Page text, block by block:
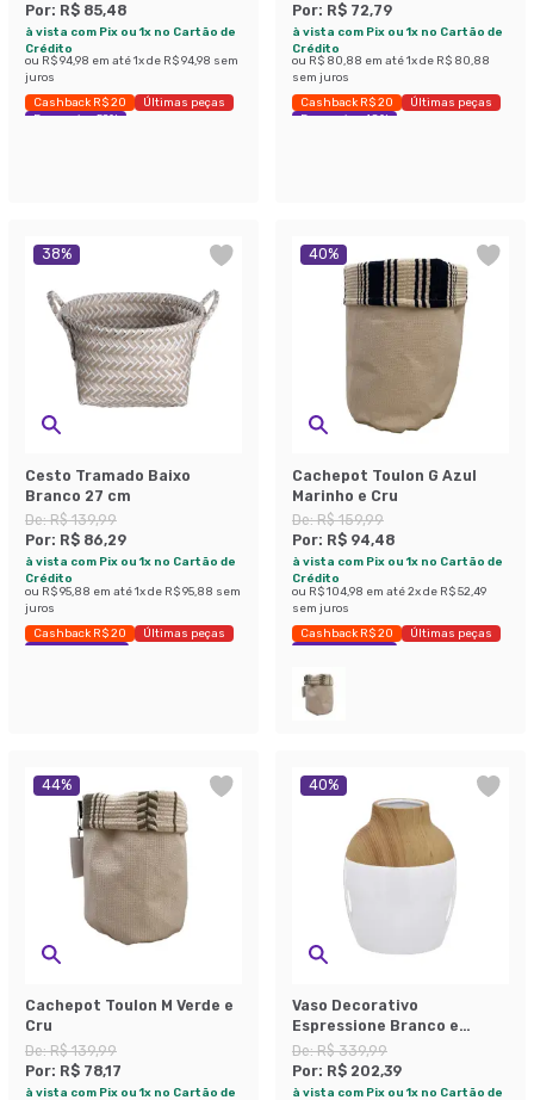
Por: R$ 85,48
à vista com Pix ou 1x no Cartão de
Crédito
ou R$ 94,98 em até1x de R$ 94,98 sem
juros
Cashback R$ 20
Últimas peças
Economize 59%
Por: R$ 72,79
à vista com Pix ou 1x no Cartão de
Crédito
ou R$ 80,88 em até1x de R$ 80,88
sem juros
Cashback R$ 20
Últimas peças
Economize 48%
38%
Cesto Tramado Baixo
Branco 27 cm
De:R$ 139,99
Por: R$ 86,29
à vista com Pix ou 1x no Cartão de
Crédito
ou R$ 95,88 em até1x de R$ 95,88 sem
juros
Cashback R$ 20
Últimas peças
Economize 38%
40%
Cachepot Toulon G Azul
Marinho e Cru
De:R$ 159,99
Por: R$ 94,48
à vista com Pix ou 1x no Cartão de
Crédito
ou R$ 104,98 em até2x de R$ 52,49
sem juros
Cashback R$ 20
Últimas peças
Economize 40%
44%
Cachepot Toulon M Verde e
Cru
De:R$ 139,99
Por: R$ 78,17
à vista com Pix ou 1x no Cartão de
40%
Vaso Decorativo
Espressione Branco e
Marrom 25 cm
De:R$ 339,99
Por: R$ 202,39
à vista com Pix ou 1x no Cartão de